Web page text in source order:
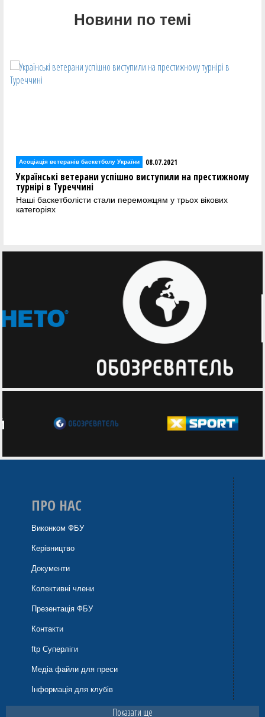
Новини по темі
Асоціація ветеранів баскетболу України 08.07.2021
Українські ветерани успішно виступили на престижному
турнірі в Туреччині
Наші баскетболісти стали переможцям у трьох вікових
категоріях
ПРО НАС
Виконком ФБУ
Керівництво
Документи
Колективні члени
Презентація ФБУ
Контакти
ftp Суперліги
Медіа файли для преси
Інформація для клубів
Показати ще